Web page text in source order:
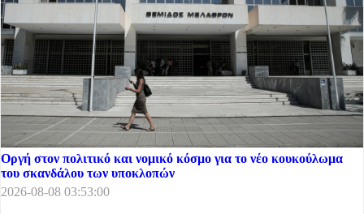
Οργή στον πολιτικό και νομικό κόσμο για το νέο κουκούλωμα
του σκανδάλου των υποκλοπών
2026-08-08 03:53:00